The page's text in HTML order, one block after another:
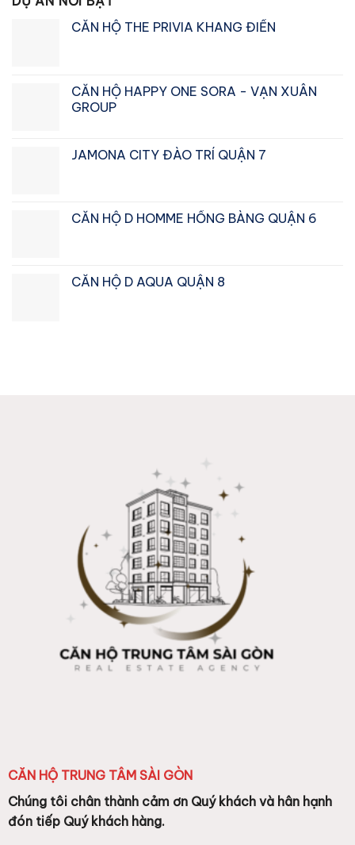
CĂN HỘ THE PRIVIA KHANG ĐIỀN
CĂN HỘ HAPPY ONE SORA - VẠN XUÂN
GROUP
là:
tại
JAMONA CITY ĐÀO TRÍ QUẬN 7
CĂN HỘ D HOMME HỒNG BÀNG QUẬN 6
CĂN HỘ D AQUA QUẬN 8
CĂN HỘ TRUNG TÂM SÀI GÒN
Chúng tôi chân thành cảm ơn Quý khách và hân hạnh
đón tiếp Quý khách hàng.